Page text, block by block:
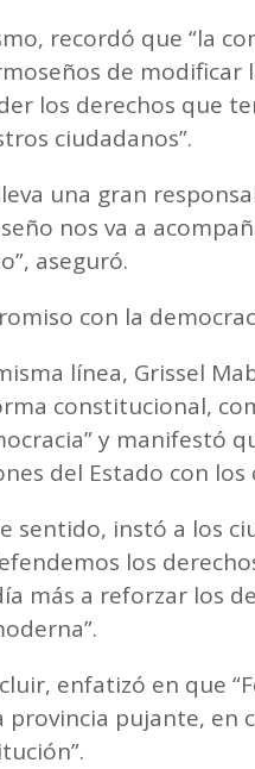
recordó que “la
de modificar
los derechos que
ciudadanos”.
una gran
nos va a
aseguró.
con la
línea, Grissel
constitucional,
y manifestó
del Estado con
sentido, instó a los
los
más a reforzar los
enfatizó en que
provincia pujante, en